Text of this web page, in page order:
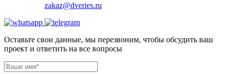
zakaz@dveries.ru
Оставьте свои данные, мы перезвоним, чтобы обсудить ваш
проект и ответить на все вопросы